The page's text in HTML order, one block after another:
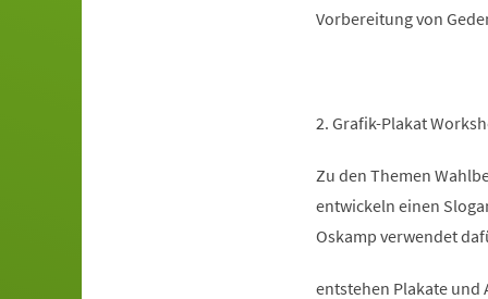
Vorbereitung von
2. Grafik-Plakat
Zu den Themen
entwickeln einen
Oskamp verwendet
entstehen Plakate und